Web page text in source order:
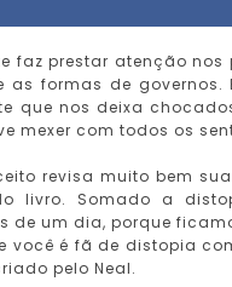
faz prestar atenção
as formas de
que nos deixa
mexer com todos os
revisa muito bem
livro. Somado a
de um dia, porque
você é fã de distopia
pelo Neal.